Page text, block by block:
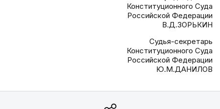
Конституционного Суда
Российской Федерации
В.Д.ЗОРЬКИН
Судья-секретарь
Конституционного Суда
Российской Федерации
Ю.М.ДАНИЛОВ